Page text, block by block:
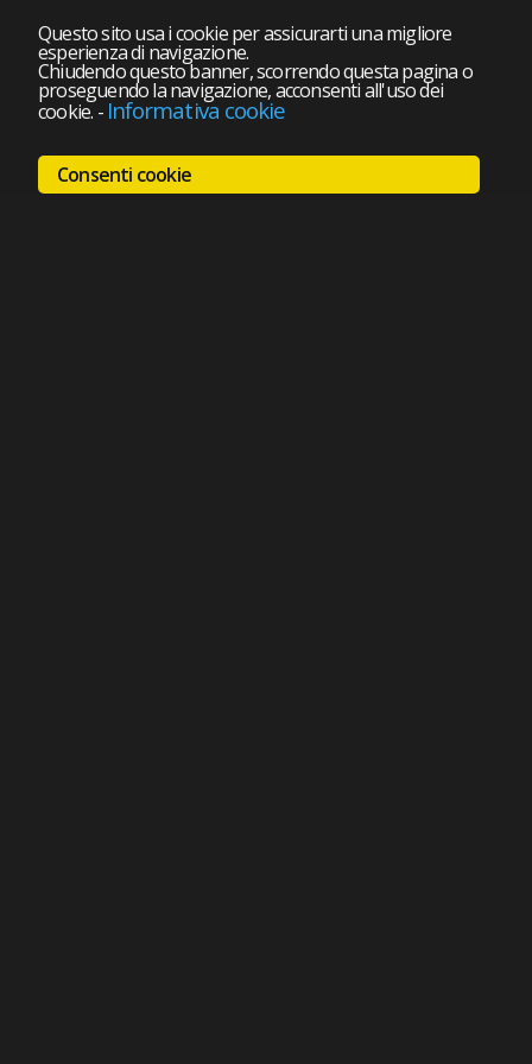
Questo sito usa i cookie per assicurarti una migliore
esperienza di navigazione.
Chiudendo questo banner, scorrendo questa pagina o
proseguendo la navigazione, acconsenti all'uso dei
cookie. - Informativa cookie
Consenti cookie